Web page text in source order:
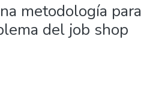
metodología para
del job shop